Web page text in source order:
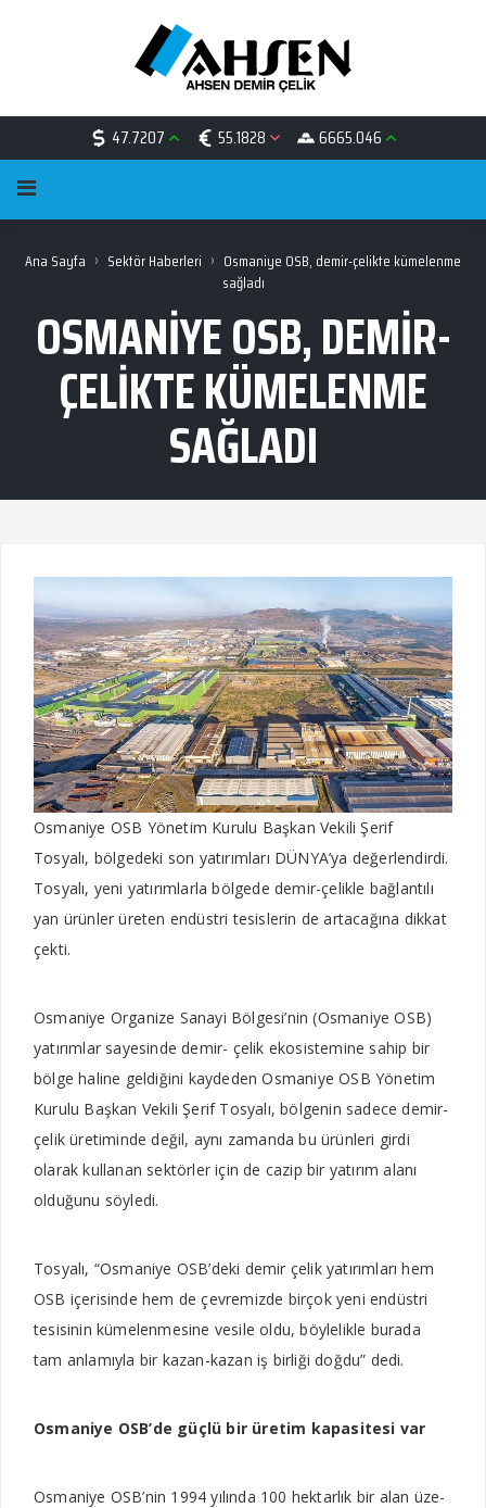
47.7207 55.1828 6665.046
Ana Sayfa › Sektör Haberleri › Osmaniye OSB, demir-çelikte kümelenme
sağladı
OSMANIYE OSB, DEMIR-
ÇELIKTE KÜMELENME
SAĞLADI
Osmaniye OSB Yönetim Kurulu Başkan Vekili Şerif
Tosyalı, bölgedeki son yatırımları DÜNYA’ya değerlendirdi.
Tosyalı, yeni yatırımlarla bölgede demir-çelikle bağlantılı
yan ürünler üreten endüstri tesislerin de artacağına dikkat
çekti.
Osmaniye Organize Sa­nayi Bölgesi’nin (Os­maniye OSB)
yatırım­lar sayesinde demir- çelik eko­sistemine sahip bir
bölge haline geldiğini kaydeden Osmaniye OSB Yönetim
Kurulu Başkan Vekili Şerif Tosyalı, bölgenin sadece demir-
çelik üretiminde değil, aynı zamanda bu ürünle­ri girdi
olarak kullanan sektör­ler için de cazip bir yatırım alanı
olduğunu söyledi.
Tosyalı, “Os­maniye OSB’deki demir çelik yatırımları hem
OSB içerisinde hem de çevremizde birçok yeni endüstri
tesisinin kümelenme­sine vesile oldu, böylelikle bura­da
tam anlamıyla bir kazan-ka­zan iş birliği doğdu” dedi.
Osmaniye OSB’de güçlü bir üretim kapasitesi var
Osmaniye OSB’nin 1994 yı­lında 100 hektarlık bir alan üze­